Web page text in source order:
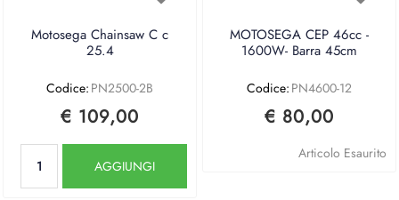
Motosega Chainsaw C c
25.4
Codice: PN2500-2B
€ 109,00
AGGIUNGI
MOTOSEGA CEP 46cc -
1600W- Barra 45cm
Codice: PN4600-12
€ 80,00
Articolo Esaurito